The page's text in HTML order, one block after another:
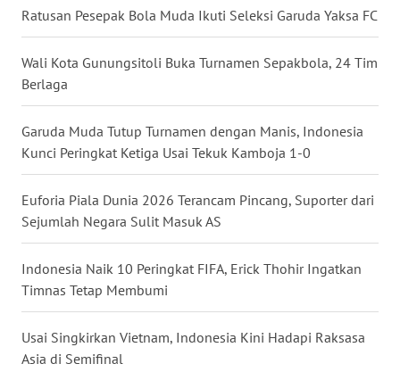
Ratusan Pesepak Bola Muda Ikuti Seleksi Garuda Yaksa FC
Wali Kota Gunungsitoli Buka Turnamen Sepakbola, 24 Tim
Berlaga
Garuda Muda Tutup Turnamen dengan Manis, Indonesia
Kunci Peringkat Ketiga Usai Tekuk Kamboja 1-0
Euforia Piala Dunia 2026 Terancam Pincang, Suporter dari
Sejumlah Negara Sulit Masuk AS
Indonesia Naik 10 Peringkat FIFA, Erick Thohir Ingatkan
Timnas Tetap Membumi
Usai Singkirkan Vietnam, Indonesia Kini Hadapi Raksasa
Asia di Semifinal
WN
NUSANTARA
WN
JOGJA
WN
JATIM
WN
BALI
WN
WN